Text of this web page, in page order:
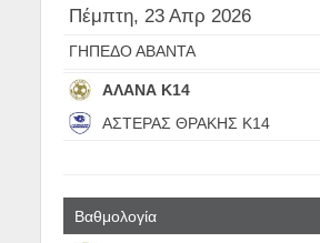
Πέμπτη, 23 Απρ 2026
ΓΗΠΕΔΟ ΑΒΑΝΤΑ
ΑΛΑΝΑ Κ14
ΑΣΤΕΡΑΣ ΘΡΑΚΗΣ Κ14
Βαθμολογία